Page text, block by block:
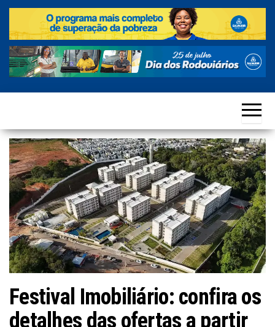
Magazine
do Rio
e
região!
Festival Imobiliário: confira os
detalhes das ofertas a partir